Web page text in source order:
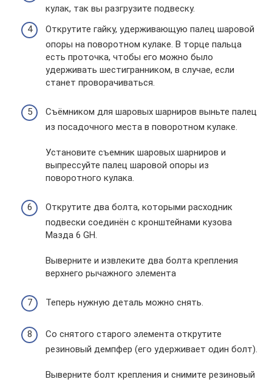
кулак, так вы разгрузите подвеску.
Открутите гайку, удерживающую палец шаровой
опоры на поворотном кулаке. В торце пальца
есть проточка, чтобы его можно было
удерживать шестигранником, в случае, если
станет проворачиваться.
Съёмником для шаровых шарниров выньте палец
из посадочного места в поворотном кулаке.
Установите съемник шаровых шарниров и
выпрессуйте палец шаровой опоры из
поворотного кулака.
Открутите два болта, которыми расходник
подвески соединён с кронштейнами кузова
Мазда 6 GH.
Выверните и извлеките два болта крепления
верхнего рычажного элемента
Теперь нужную деталь можно снять.
Со снятого старого элемента открутите
резиновый демпфер (его удерживает один болт).
Выверните болт крепления и снимите резиновый